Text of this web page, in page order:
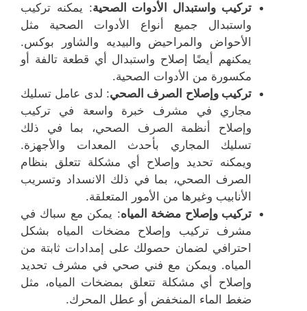
تركيب واستبدال الأدوات الصحية: يمكنه تركيب
واستبدال جميع أنواع الأدوات الصحية مثل
الأحواض والمراحيض والبيديه والشاور بوكس.
يمكنهم أيضًا إصلاح واستبدال أي قطعة تالفة أو
مكسورة من الأدوات الصحية.
تركيب وإصلاح الصرف الصحي: لدى عامل تسليك
مجاري في مشرف خبرة واسعة في تركيب
وإصلاح أنظمة الصرف الصحي، بما في ذلك
تسليك المجاري بأحدث المعدات والأجهزة.
ويمكنه تحديد وإصلاح أي مشكلة تتعلق بنظام
الصرف الصحي، بما في ذلك الانسداد وتسريب
الأنابيب وغيرها من الأمور المتعلقة.
تركيب وإصلاح مضخة المياه: يمكن مع سباك في
مشرف تركيب وإصلاح مضخات المياه بشكل
احترافي لضمان حصولك على إمدادات ثابتة من
المياه. ويمكن مع فني صحي في مشرف تحديد
وإصلاح أي مشكلة تتعلق بمضخات المياه، مثل
ضغط الماء المنخفض أو عطل المحرك.